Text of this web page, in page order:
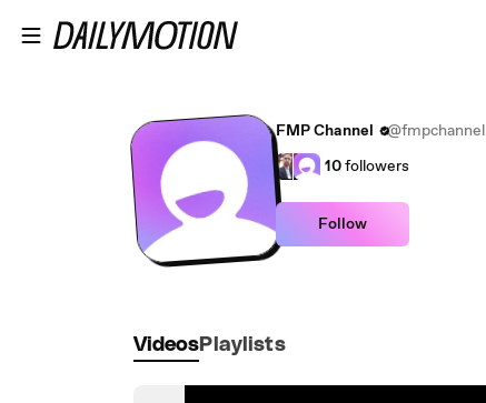
FMP Channel
@fmpchannel
10followers
Follow
Videos Playlists